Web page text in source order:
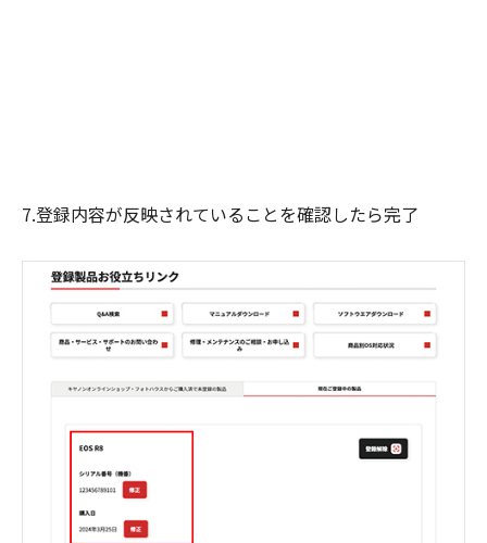
7.登録内容が反映されていることを確認したら完了